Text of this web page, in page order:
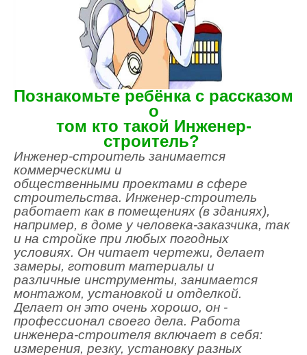
Познакомьте ребёнка с рассказом
о
том кто такой Инженер-
строитель?
Инженер-строитель занимается
коммерческими и
общественными проектами в сфере
строительства. Инженер-строитель
работает как в помещениях (в зданиях),
например, в доме у человека-заказчика, так
и на стройке при любых погодных
условиях. Он читает чертежи, делает
замеры, готовит материалы и
различные инструменты, занимается
монтажом, установкой и отделкой.
Делает он это очень хорошо, он -
профессионал своего дела. Работа
инженера-строителя включает в себя:
измерения, резку, установку разных